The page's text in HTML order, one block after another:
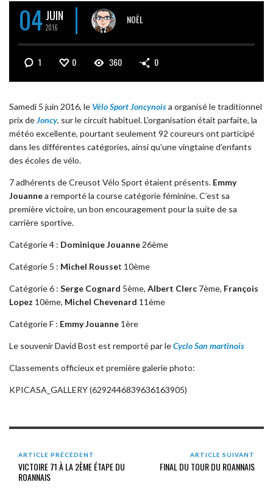
04 JUIN
2016
NOËL
1 0 360 0
Samedi 5 juin 2016, le Vélo Sport Joncynoisa organisé le traditionnel
prix deJoncy, sur le circuit habituel. L’organisation était parfaite, la
météo excellente, pourtant seulement 92 coureurs ont participé
dans les différentes catégories, ainsi qu’une vingtaine d’enfants
des écoles de vélo.
7 adhérents de Creusot Vélo Sport étaient présents. Emmy
Jouannea remporté la course catégorie féminine. C’est sa
première victoire, un bon encouragement pour la suite de sa
carrière sportive.
Catégorie 4 : Dominique Jouanne 26ème
Catégorie 5 : Michel Rousset 10ème
Catégorie 6 : Serge Cognard 5ème, Albert Clerc 7ème, François
Lopez 10ème, Michel Chevenard 11ème
Catégorie F : Emmy Jouanne 1ère
Le souvenir David Bost est remporté par leCyclo San martinois
Classements officieux et première galerie photo:
KPICASA_GALLERY (6292446839636163905)
ARTICLE PRÉCÉDENT
VICTOIRE 71 À LA 2ÈME ÉTAPE DU
ROANNAIS
ARTICLE SUIVANT
FINAL DU TOUR DU ROANNAIS